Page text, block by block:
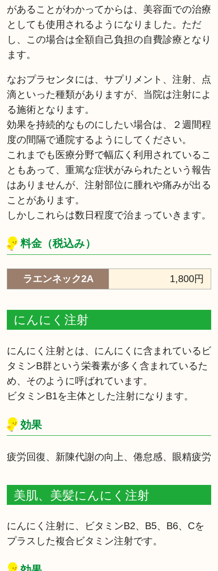
があることがわかってからは、美容面での治療
としても使用されるようになりました。ただ
し、この場合は全額自己負担の自費診療となり
ます。
なおプラセンタには、サプリメント、注射、点
滴といった種類がありますが、当院は注射によ
る施術となります。
効果を持続的なものにしたい場合は、２週間程
度の間隔で通院するようにしてください。
これまでも医療分野で幅広く利用されているこ
ともあって、重篤な症状がみられたという報告
はありませんが、注射部位に腫れや痛みが出る
ことがあります。
しかしこれらは数日程度で治まっていきます。
料金（税込み）
ラエンネック2A 1,800円
にんにく注射
にんにく注射とは、にんにくに含まれているビ
タミンB群という栄養素が多く含まれているた
め、そのように呼ばれています。
ビタミンB1を主体とした注射になります。
効果
疲労回復、新陳代謝の向上、倦怠感、眼精疲労
美肌、美髪にんにく注射
にんにく注射に、ビタミンB2、B5、B6、Cを
プラスした複合ビタミン注射です。